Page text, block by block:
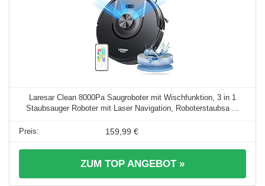
Laresar Clean 8000Pa Saugroboter mit Wischfunktion, 3 in 1
Staubsauger Roboter mit Laser Navigation, Roboterstaubsa ...
159,99 €
ZUM TOP ANGEBOT »